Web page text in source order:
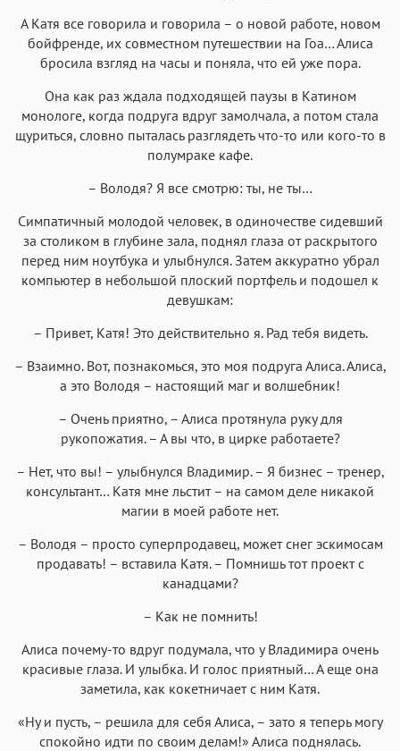
А Катя все говорила и говорила – о новой работе, новом
бойфренде, их совместном путешествии на Гоа… Алиса
бросила взгляд на часы и поняла, что ей уже пора.
Она как раз ждала подходящей паузы в Катином
монологе, когда подруга вдруг замолчала, а потом стала
щуриться, словно пыталась разглядеть что-то или кого-то в
полумраке кафе.
– Володя? Я все смотрю: ты, не ты…
Симпатичный молодой человек, в одиночестве сидевший
за столиком в глубине зала, поднял глаза от раскрытого
перед ним ноутбука и улыбнулся. Затем аккуратно убрал
компьютер в небольшой плоский портфель и подошел к
девушкам:
– Привет, Катя! Это действительно я. Рад тебя видеть.
– Взаимно. Вот, познакомься, это моя подруга Алиса. Алиса,
а это Володя – настоящий маг и волшебник!
– Очень приятно, – Алиса протянула руку для
рукопожатия. – А вы что, в цирке работаете?
– Нет, что вы! – улыбнулся Владимир. – Я бизнес – тренер,
консультант… Катя мне льстит – на самом деле никакой
магии в моей работе нет.
– Володя – просто суперпродавец, может снег эскимосам
продавать! – вставила Катя. – Помнишь тот проект с
канадцами?
– Как не помнить!
Алиса почему-то вдруг подумала, что у Владимира очень
красивые глаза. И улыбка. И голос приятный… А еще она
заметила, как кокетничает с ним Катя.
«Ну и пусть, – решила для себя Алиса, – зато я теперь могу
спокойно идти по своим делам!» Алиса поднялась.